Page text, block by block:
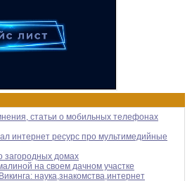
статьи о мобильных телефонах
интернет ресурс про мультимедийные
домах
на своем дачном участке
наука,знакомства,интернет